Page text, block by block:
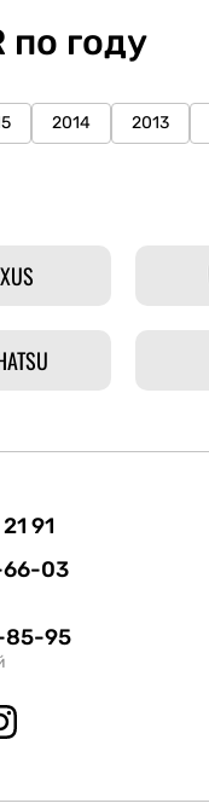
по году
2014 2013
91
66-03
85-95